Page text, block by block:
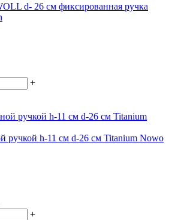
d- 26 см фиксированная ручка
+
ручкой h-11 см d-26 см Titanium Nowo
+